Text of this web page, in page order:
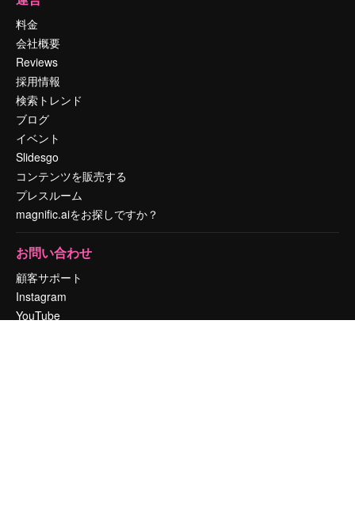
料金
会社概要
Reviews
採用情報
検索トレンド
ブログ
イベント
Slidesgo
コンテンツを販売する
プレスルーム
magnific.aiをお探しですか？
お問い合わせ
顧客サポート
Instagram
YouTube